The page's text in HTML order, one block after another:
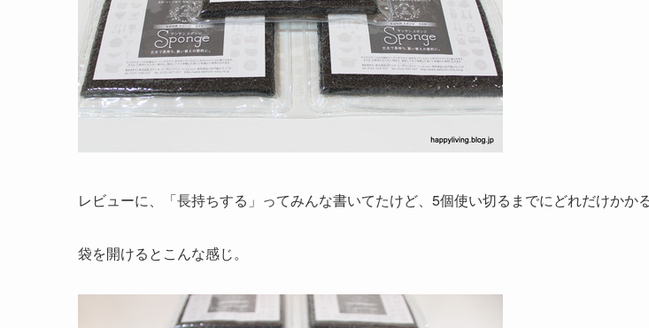
レビューに、「長持ちする」ってみんな書いてたけど、5個使い切るまでにどれだけかか
袋を開けるとこんな感じ。